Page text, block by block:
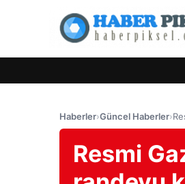
Haberler›Güncel Haberler›
Resmi